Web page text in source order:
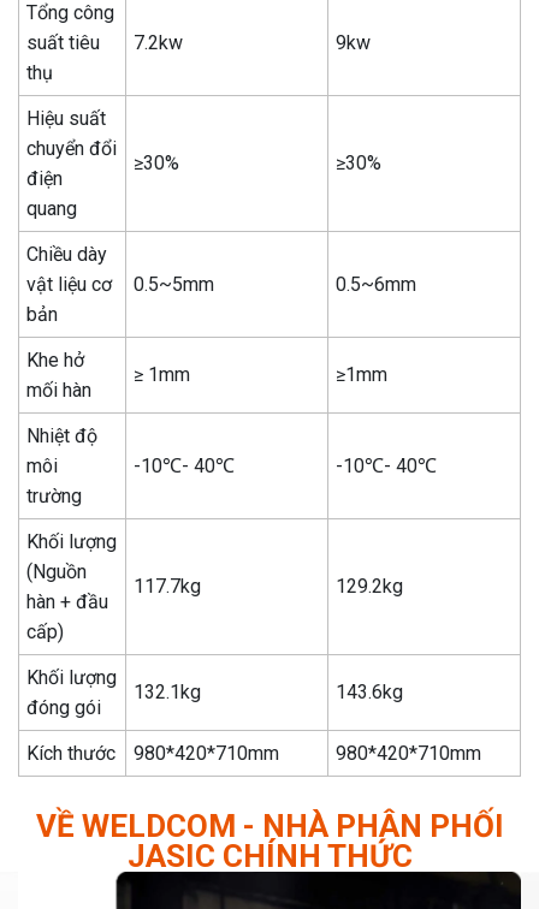
Tổng công
suất tiêu
thụ
7.2kw 9kw
Hiệu suất
chuyển đổi
điện
quang
≥30% ≥30%
Chiều dày
vật liệu cơ
bản
0.5~5mm 0.5~6mm
Khe hở
mối hàn
≥ 1mm ≥1mm
Nhiệt độ
môi
trường
-10℃- 40℃ -10℃- 40℃
Khối lượng
(Nguồn
hàn + đầu
cấp)
117.7kg 129.2kg
Khối lượng
đóng gói
132.1kg 143.6kg
Kích thước 980*420*710mm 980*420*710mm
VỀ WELDCOM - NHÀ PHÂN PHỐI
JASIC CHÍNH THỨC